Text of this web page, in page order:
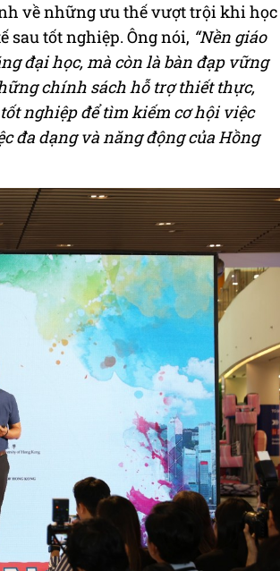
về những ưu thế vượt trội khi học
sau tốt nghiệp. Ông nói, “Nền giáo
đại học, mà còn là bàn đạp vững
chính sách hỗ trợ thiết thực,
nghiệp để tìm kiếm cơ hội việc
đa dạng và năng động của Hồng